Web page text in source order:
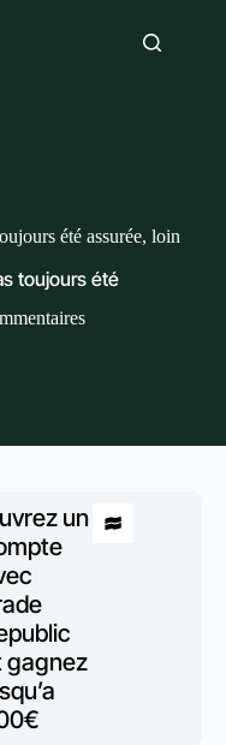
été assurée, loin
toujours été
un
gagnez